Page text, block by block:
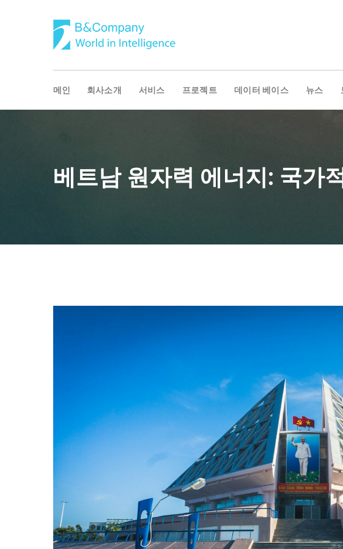
메인 회사소개 서비스 프로젝트 데이터 베이스 뉴스
베트남 원자력 에너지: 국가
뉴스레터